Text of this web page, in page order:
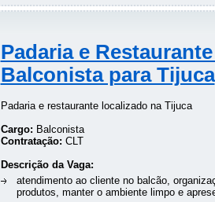
Padaria e
Balconista para Tijuca
Padaria e restaurante localizado na Tijuca
Cargo: Balconista
Contratação: CLT
Descrição da Vaga:
atendimento ao cliente no balcão,
produtos, manter o ambiente limpo e